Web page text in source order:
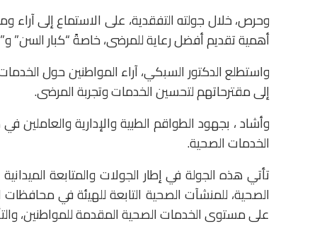
وحرص، خلال جولته التفقدية، على الاستماع إلى
أهمية تقديم أفضل رعاية للمرضى، خاصةً “كبار السن”
واستطلع الدكتور السبكي، آراء المواطنين حول
إلى مقترحاتهم لتحسين الخدمات وتجربة المرضى.
وأشاد ، بجهود الطواقم الطبية والإدارية والعاملين
الخدمات الصحية.
تأتي هذه الجولة في إطار الجولات والمتابعة
الصحية، للمنشآت الصحية التابعة للهيئة في
على مستوى الخدمات الصحية المقدمة للمواطنين،